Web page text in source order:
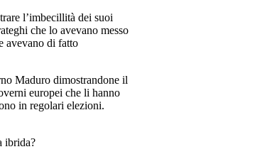
l’imbecillità dei suoi
che lo avevano messo
avevano di fatto
Maduro dimostrandone il
europei che li hanno
in regolari elezioni.
ibrida?